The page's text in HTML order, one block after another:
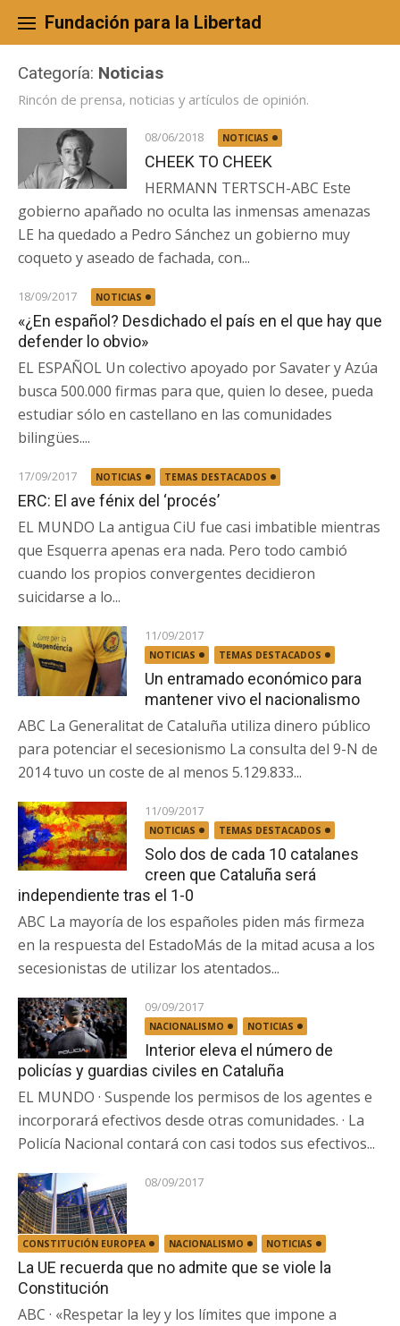
content
Fundación para la Libertad
Categoría: Noticias
Rincón de prensa, noticias y artículos de opinión.
08/06/2018 NOTICIAS
CHEEK TO CHEEK
HERMANN TERTSCH-ABC Este
gobierno apañado no oculta las inmensas amenazas
LE ha quedado a Pedro Sánchez un gobierno muy
coqueto y aseado de fachada, con...
18/09/2017 NOTICIAS
«¿En español? Desdichado el país en el que hay que
defender lo obvio»
EL ESPAÑOL Un colectivo apoyado por Savater y Azúa
busca 500.000 firmas para que, quien lo desee, pueda
estudiar sólo en castellano en las comunidades
bilingües....
17/09/2017 NOTICIAS TEMAS DESTACADOS
ERC: El ave fénix del ‘procés’
EL MUNDO La antigua CiU fue casi imbatible mientras
que Esquerra apenas era nada. Pero todo cambió
cuando los propios convergentes decidieron
suicidarse a lo...
11/09/2017
NOTICIAS TEMAS DESTACADOS
Un entramado económico para
mantener vivo el nacionalismo
ABC La Generalitat de Cataluña utiliza dinero público
para potenciar el secesionismo La consulta del 9-N de
2014 tuvo un coste de al menos 5.129.833...
11/09/2017
NOTICIAS TEMAS DESTACADOS
Solo dos de cada 10 catalanes
creen que Cataluña será
independiente tras el 1-0
ABC La mayoría de los españoles piden más firmeza
en la respuesta del EstadoMás de la mitad acusa a los
secesionistas de utilizar los atentados...
09/09/2017
NACIONALISMO NOTICIAS
Interior eleva el número de
policías y guardias civiles en Cataluña
EL MUNDO · Suspende los permisos de los agentes e
incorporará efectivos desde otras comunidades. · La
Policía Nacional contará con casi todos sus efectivos...
08/09/2017
CONSTITUCIÓN EUROPEA NACIONALISMO NOTICIAS
La UE recuerda que no admite que se viole la
Constitución
ABC · «Respetar la ley y los límites que impone a